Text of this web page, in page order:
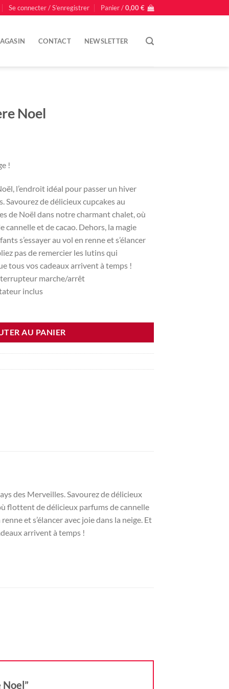
Se connecter / S’enregistrer Panier /0,00€
CONTACT NEWSLETTER
Noel
!
l’endroit idéal pour passer un hiver
Savourez de délicieux cupcakes au
de Noël dans notre charmant chalet, où
et de cacao. Dehors, la magie
s’essayer au vol en renne et s’élancer
pas de remercier les lutins qui
tous vos cadeaux arrivent à temps !
marche/arrêt
inclus
AU PANIER
des Merveilles. Savourez de délicieux
flottent de délicieux parfums de cannelle
et s’élancer avec joie dans la neige. Et
arrivent à temps !